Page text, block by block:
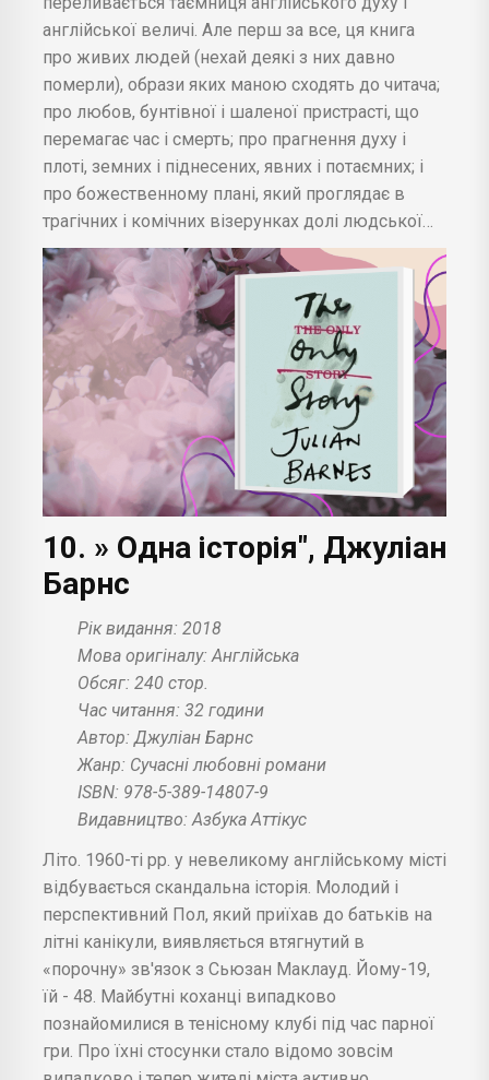
англійської величі. Але перш за все, ця книга
про живих людей (нехай деякі з них давно
померли), образи яких маною сходять до читача;
про любов, бунтівної і шаленої пристрасті, що
перемагає час і смерть; про прагнення духу і
плоті, земних і піднесених, явних і потаємних; і
про божественному плані, який проглядає в
трагічних і комічних візерунках долі людської…
10. » Одна історія", Джуліан
Барнс
Рік видання: 2018
Мова оригіналу: Англійська
Обсяг: 240 стор.
Час читання: 32 години
Автор: Джуліан Барнс
Жанр: Сучасні любовні романи
ISBN: 978-5-389-14807-9
Видавництво: Азбука Аттікус
Літо. 1960-ті рр. у невеликому англійському місті
відбувається скандальна історія. Молодий і
перспективний Пол, який приїхав до батьків на
літні канікули, виявляється втягнутий в
«порочну» зв'язок з Сьюзан Маклауд. Йому-19,
їй - 48. Майбутні коханці випадково
познайомилися в тенісному клубі під час парної
гри. Про їхні стосунки стало відомо зовсім